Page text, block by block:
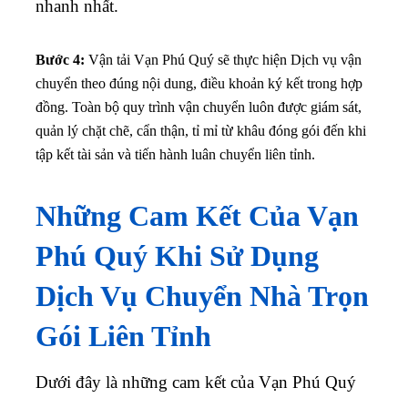
nhanh nhất.
Bước 4: Vận tải Vạn Phú Quý sẽ thực hiện Dịch vụ vận
chuyển theo đúng nội dung, điều khoản ký kết trong hợp
đồng. Toàn bộ quy trình vận chuyển luôn được giám sát,
quản lý chặt chẽ, cẩn thận, tỉ mỉ từ khâu đóng gói đến khi
tập kết tài sản và tiến hành luân chuyển liên tỉnh.
Những Cam Kết Của Vạn
Phú Quý Khi Sử Dụng
Dịch Vụ Chuyển Nhà Trọn
Gói Liên Tỉnh
Dưới đây là những cam kết của Vạn Phú Quý